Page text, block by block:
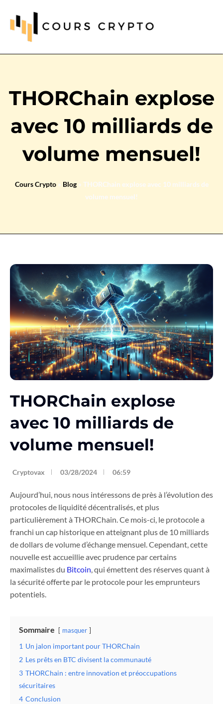
THORChain explose
avec 10 milliards de
volume mensuel!
Cours Crypto» Blog» THORChain explose avec 10 milliards de
volume mensuel!
THORChain explose
avec 10 milliards de
volume mensuel!
Cryptovax 03/28/2024 06:59
Aujourd’hui, nous nous intéressons de près à l’évolution des
protocoles de liquidité décentralisés, et plus
particulièrement à THORChain. Ce mois-ci, le protocole a
franchi un cap historique en atteignant plus de 10 milliards
de dollars de volume d’échange mensuel. Cependant, cette
nouvelle est accueillie avec prudence par certains
maximalistes du Bitcoin, qui émettent des réserves quant à
la sécurité offerte par le protocole pour les emprunteurs
potentiels.
Sommaire masquer
1 Un jalon important pour THORChain
2 Les prêts en BTC divisent la communauté
3 THORChain : entre innovation et préoccupations
sécuritaires
4 Conclusion